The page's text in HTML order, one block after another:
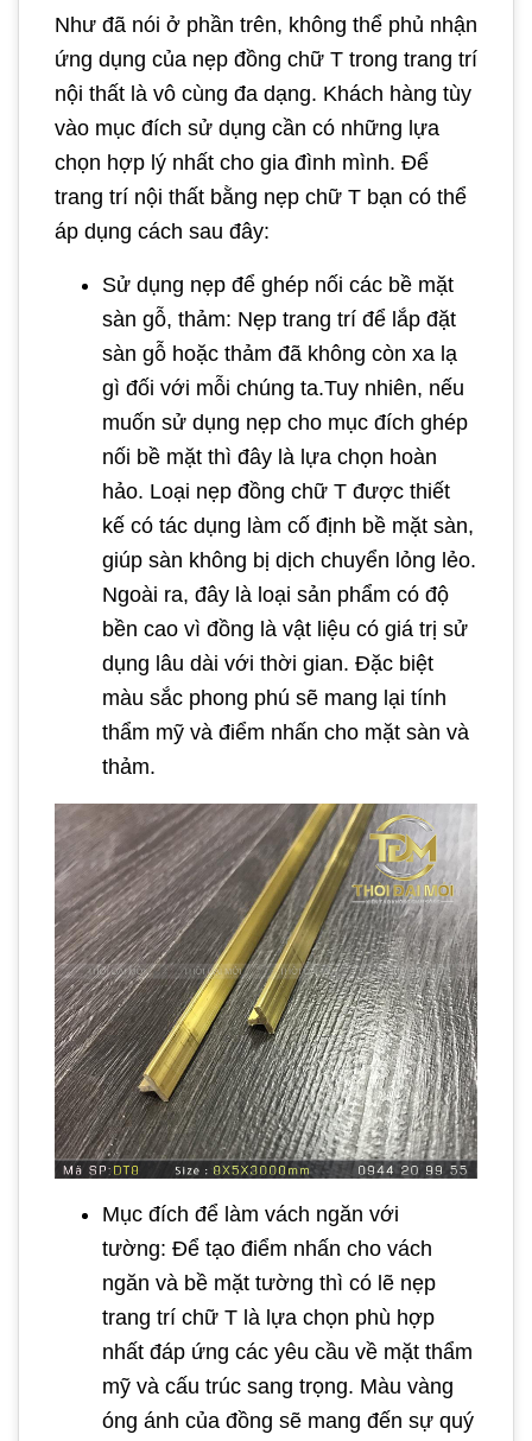
Như đã nói ở phần trên, không thể phủ nhận
ứng dụng của nẹp đồng chữ T trong trang trí
nội thất là vô cùng đa dạng. Khách hàng tùy
vào mục đích sử dụng cần có những lựa
chọn hợp lý nhất cho gia đình mình. Để
trang trí nội thất bằng nẹp chữ T bạn có thể
áp dụng cách sau đây:
Sử dụng nẹp để ghép nối các bề mặt
sàn gỗ, thảm: Nẹp trang trí để lắp đặt
sàn gỗ hoặc thảm đã không còn xa lạ
gì đối với mỗi chúng ta.Tuy nhiên, nếu
muốn sử dụng nẹp cho mục đích ghép
nối bề mặt thì đây là lựa chọn hoàn
hảo. Loại nẹp đồng chữ T được thiết
kế có tác dụng làm cố định bề mặt sàn,
giúp sàn không bị dịch chuyển lỏng lẻo.
Ngoài ra, đây là loại sản phẩm có độ
bền cao vì đồng là vật liệu có giá trị sử
dụng lâu dài với thời gian. Đặc biệt
màu sắc phong phú sẽ mang lại tính
thẩm mỹ và điểm nhấn cho mặt sàn và
thảm.
Mục đích để làm vách ngăn với
tường: Để tạo điểm nhấn cho vách
ngăn và bề mặt tường thì có lẽ nẹp
trang trí chữ T là lựa chọn phù hợp
nhất đáp ứng các yêu cầu về mặt thẩm
mỹ và cấu trúc sang trọng. Màu vàng
óng ánh của đồng sẽ mang đến sự quý